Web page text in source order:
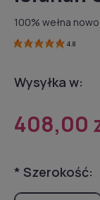
100% wełna
4.8
408,00
Wysyłka w:
* Szerokość: